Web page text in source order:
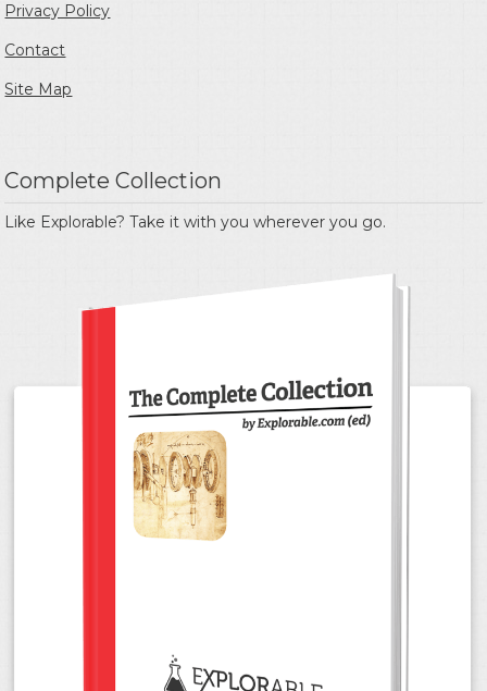
Privacy Policy
Contact
Site Map
Complete Collection
Like Explorable? Take it with you wherever you go.